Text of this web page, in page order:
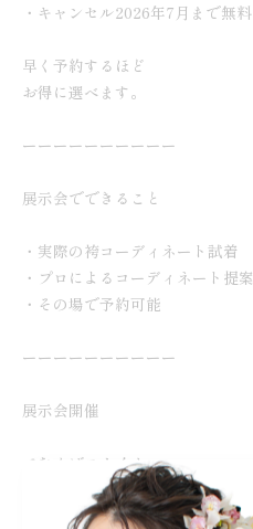
・キャンセル2026年7月まで無料
早く予約するほど
お得に選べます。
ーーーーーーーーーー
展示会でできること
・実際の袴コーディネート試着
・プロによるコーディネート提案
・その場で予約可能
ーーーーーーーーーー
展示会開催
📍なんばスカイオ
📍新宿マルイアネックス